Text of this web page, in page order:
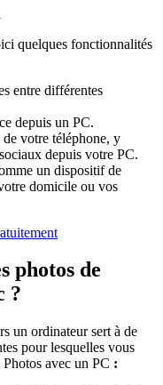
quelques fonctionnalités
entre différentes
depuis un PC.
votre téléphone, y
depuis votre PC.
un dispositif de
domicile ou vos
photos de
?
un ordinateur sert à de
pour lesquelles vous
avec un PC :